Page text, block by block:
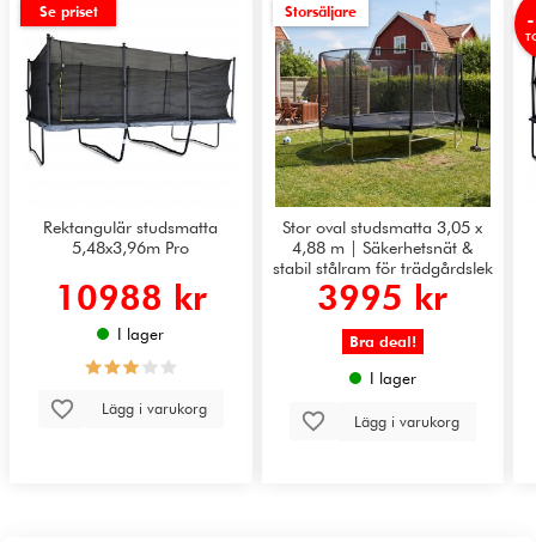
Se priset
Rektangulär studsmatta
5,48x3,96m Pro
10988 kr
I lager
Lägg i varukorg
Storsäljare
Stor oval studsmatta 3,05 x
4,88 m | Säkerhetsnät &
stabil stålram för trädgårdslek
| Svart
3995 kr
Bra deal!
I lager
Lägg i varukorg